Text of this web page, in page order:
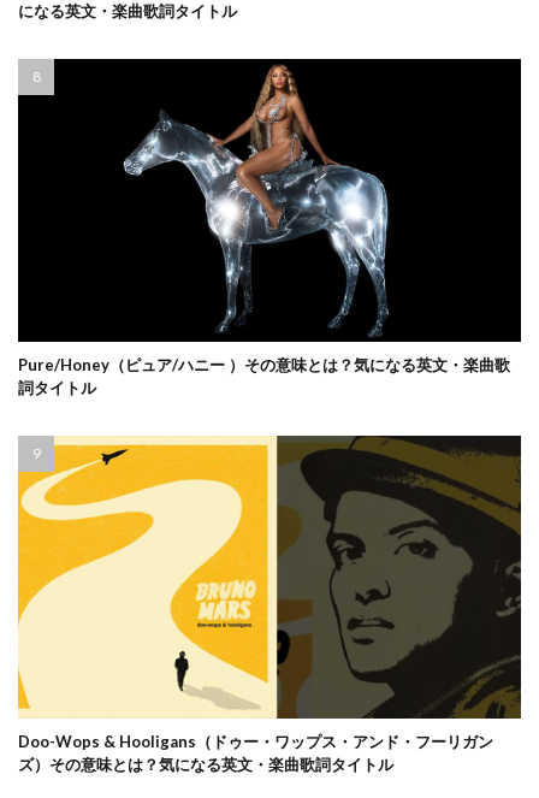
になる英文・楽曲歌詞タイトル
Pure/Honey（ピュア/ハニー ）その意味とは？気になる英文・楽曲歌
詞タイトル
Doo-Wops & Hooligans（ドゥー・ワップス・アンド・フーリガン
ズ）その意味とは？気になる英文・楽曲歌詞タイトル